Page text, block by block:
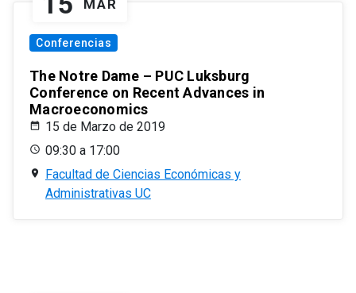
MAR
Conferencias
The Notre Dame – PUC Luksburg
Conference on Recent Advances in
Macroeconomics
15 de Marzo de 2019
09:30 a 17:00
Facultad de Ciencias Económicas y
Administrativas UC